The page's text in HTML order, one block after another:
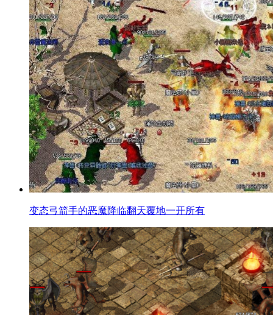
变态弓箭手的恶魔降临翻天覆地一开所有